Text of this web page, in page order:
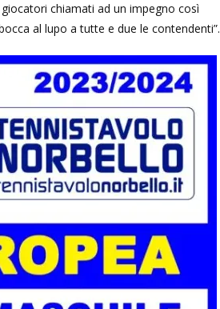
chiamati ad un impegno così
al lupo a tutte e due le contendenti”.